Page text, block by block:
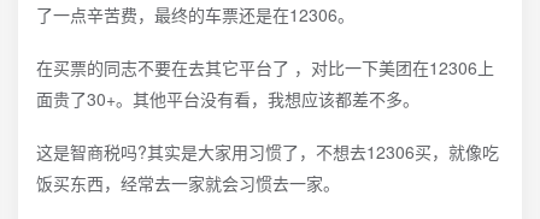
了一点辛苦费，最终的车票还是在12306。
在买票的同志不要在去其它平台了 ，对比一下美团在12306上
面贵了30+。其他平台没有看，我想应该都差不多。
这是智商税吗?其实是大家用习惯了，不想去12306买，就像吃
饭买东西，经常去一家就会习惯去一家。